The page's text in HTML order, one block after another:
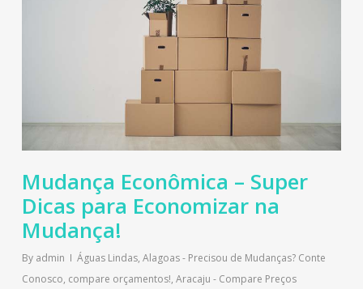
Mudança Econômica – Super
Dicas para Economizar na
Mudança!
By admin Águas Lindas, Alagoas - Precisou de Mudanças? Conte
Conosco, compare orçamentos!, Aracaju - Compare Preços